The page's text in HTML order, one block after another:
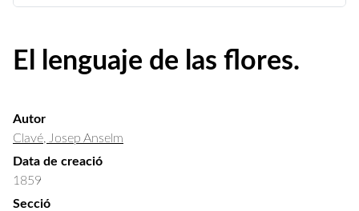
El lenguaje de las flores.
Autor
Clavé, Josep Anselm
Data de creació
1859
Secció